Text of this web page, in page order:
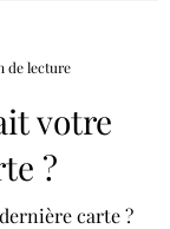
de lecture
votre
?
carte ?